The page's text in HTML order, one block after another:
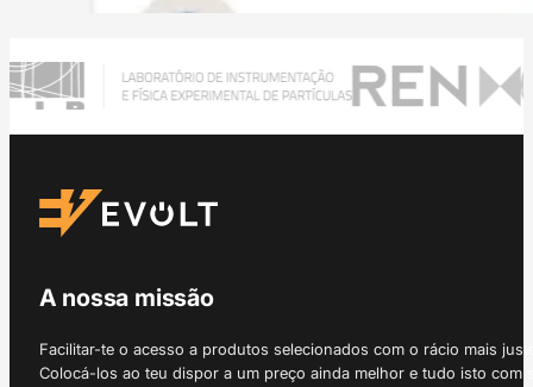
A nossa missão
Facilitar-te o acesso a produtos selecionados com o rácio mais
Colocá-los ao teu dispor a um preço ainda melhor e tudo isto